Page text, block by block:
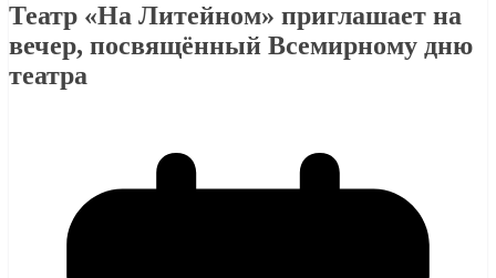
Театр «На Литейном» приглашает на
вечер, посвящённый Всемирному дню
театра